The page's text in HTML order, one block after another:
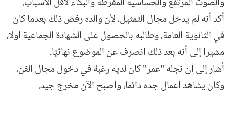
أكد أنه لم يدخل مجال التمثيل، لأن والده رفض ذلك بعدما كان
في الثانوية العامة، وطالبه بالحصول على الشهادة الجماعية أولا،
مشيرا إلى أنه بعد ذلك انصرف عن الموضوع نهائيًا.
أشار إلى أن نجله "عمر" كان لديه رغبة في دخول مجال الفن،
وكان يشاهد أعمال جده دائما، وأصبح الآن مخرج جيد.